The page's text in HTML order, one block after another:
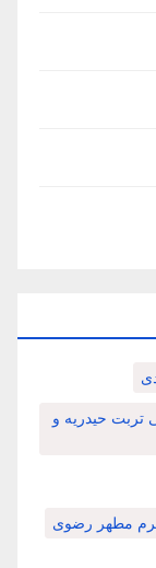
تربت حیدریه و
مطهر رضوی